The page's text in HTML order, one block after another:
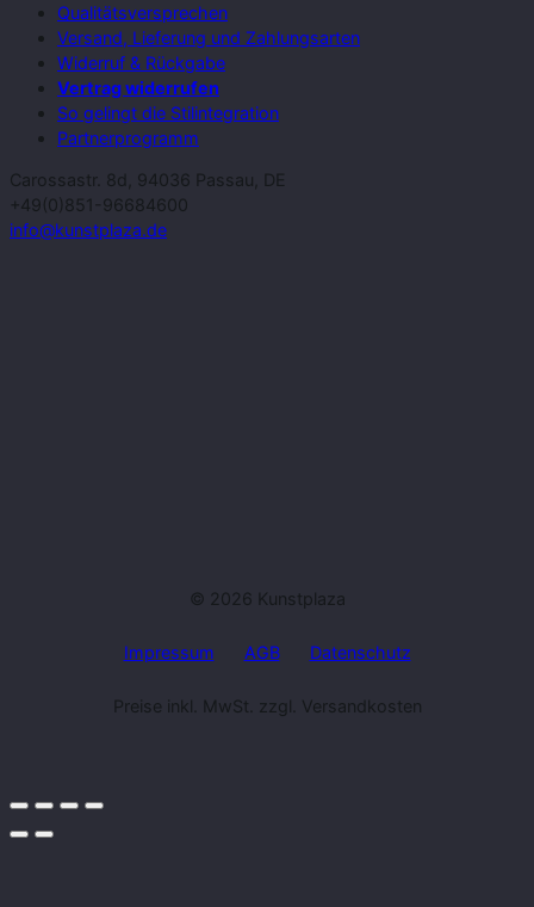
Qualitätsversprechen
Versand, Lieferung und Zahlungsarten
Widerruf & Rückgabe
Vertrag widerrufen
So gelingt die Stilintegration
Partnerprogramm
Carossastr. 8d, 94036 Passau, DE
+49(0)851-96684600
info@kunstplaza.de
© 2026 Kunstplaza
Impressum AGB Datenschutz
Preise inkl. MwSt. zzgl. Versandkosten